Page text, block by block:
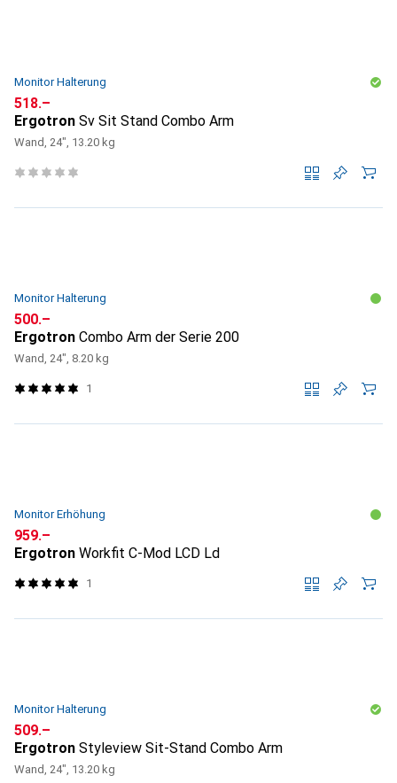
Monitor Halterung
CHF
518.–
Ergotron Sv Sit Stand Combo Arm
Wand, 24", 13.20 kg
Monitor Halterung
CHF
500.–
Ergotron Combo Arm der Serie 200
Wand, 24", 8.20 kg
1
Monitor Erhöhung
CHF
959.–
Ergotron Workfit C-Mod LCD Ld
1
Monitor Halterung
CHF
509.–
Ergotron Styleview Sit-Stand Combo Arm
Wand, 24", 13.20 kg